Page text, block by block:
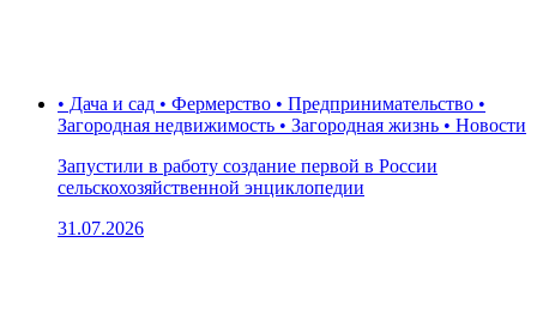
• Дача и сад • Фермерство • Предпринимательство •
Загородная недвижимость • Загородная жизнь • Новости
Запустили в работу создание первой в России
сельскохозяйственной энциклопедии
31.07.2026